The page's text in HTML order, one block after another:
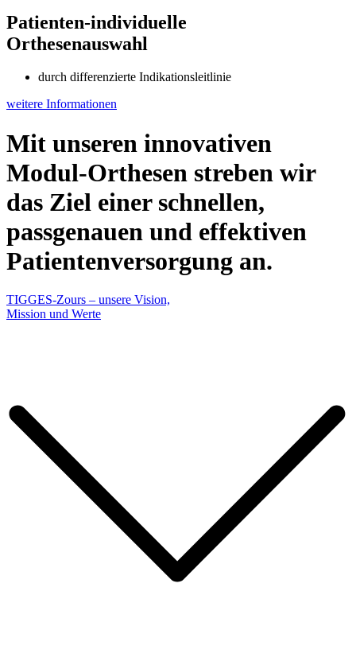
Patienten-individuelle
Orthesenauswahl
durch differenzierte Indikationsleitlinie
weitere Informationen
Mit unseren innovativen
Modul-Orthesen streben wir
das Ziel einer schnellen,
passgenauen und effektiven
Patientenversorgung an.
TIGGES-Zours – unsere Vision,
Mission und Werte